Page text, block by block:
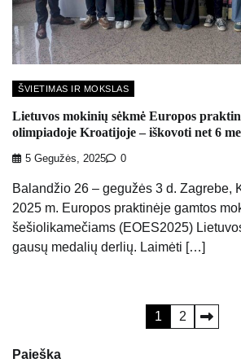
ŠVIETIMAS IR MOKSLAS
Lietuvos mokinių sėkmė Europos
olimpiadoje Kroatijoje – iškovoti net 6
5 Gegužės, 2025 0
Balandžio 26 – gegužės 3 d. Zagrebe,
2025 m. Europos praktinėje gamtos
šešiolikamečiams (EOES2025)
gausų medalių derlių. Laimėti […]
puslapiavimas
1 2
Paieška